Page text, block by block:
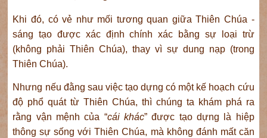
Khi đó, có vẻ như mối tương quan giữa Thiên Chúa -
sáng tạo được xác định chính xác bằng sự loại trừ
(không phải Thiên Chúa), thay vì sự dung nạp (trong
Thiên Chúa).
Nhưng nếu đằng sau việc tạo dựng có một kế hoạch cứu
độ phổ quát từ Thiên Chúa, thì chúng ta khám phá ra
rằng vận mệnh của “cái khác” được tạo dựng là hiệp
thông sự sống với Thiên Chúa, mà không đánh mất căn